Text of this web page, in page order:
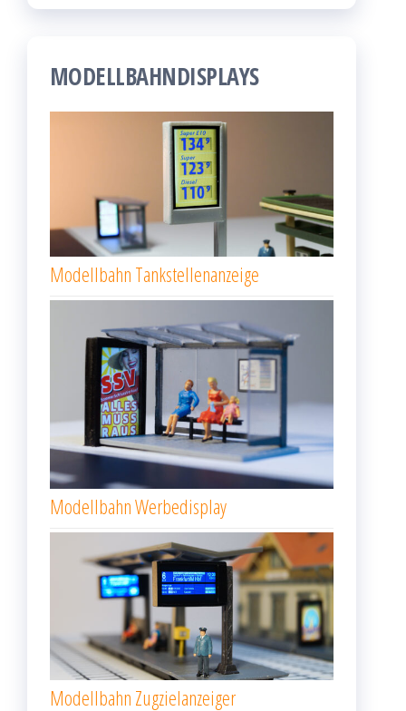
MODELLBAHNDISPLAYS
Modellbahn Tankstellenanzeige
Modellbahn Werbedisplay
Modellbahn Zugzielanzeiger